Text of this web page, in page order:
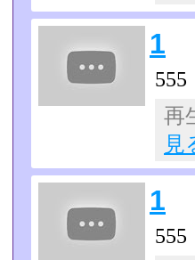
1
555
再
見
1
555